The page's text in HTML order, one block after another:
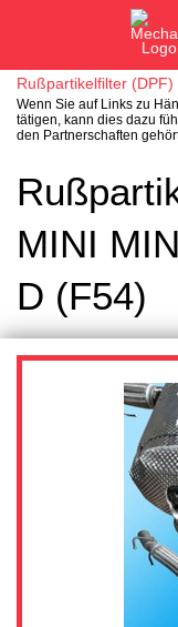
Rußpartikelfilter (DPF)
Wenn Sie auf Links zu
tätigen, kann dies dazu
den Partnerschaften
MINI
D (F54)